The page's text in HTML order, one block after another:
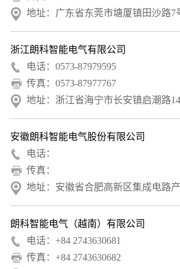
地址：广东省东莞市塘厦镇田沙路7
浙江朗科智能电气有限公司
电话：0573-87979595
传真：0573-87977767
地址：浙江省海宁市长安镇启潮路
安徽朗科智能电气股份有限公司
电话：
传真：
地址：安徽省合肥高新区集成电路
朗科智能电气（越南）有限公司
电话：+84 2743630681
传真：+84 2743630682